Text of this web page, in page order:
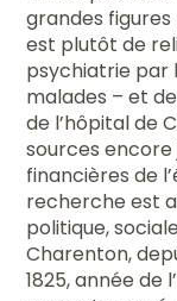
grandes figures
est plutôt de
psychiatrie par
malades – et
de l’hôpital de
sources encore
financières de
recherche est
politique,
Charenton,
1825, année de